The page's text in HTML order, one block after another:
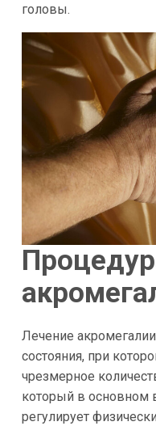
головы.
Лечение
состояния, при
чрезмерное
который в основном
регулирует